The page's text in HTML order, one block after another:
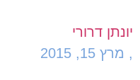
יונתן דרורי
, מרץ 15, 2015